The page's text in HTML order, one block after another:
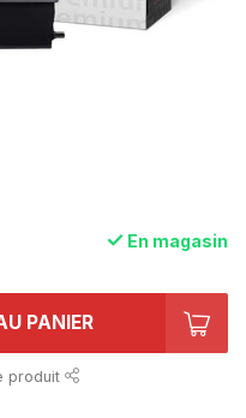
En magasin
PANIER
produit